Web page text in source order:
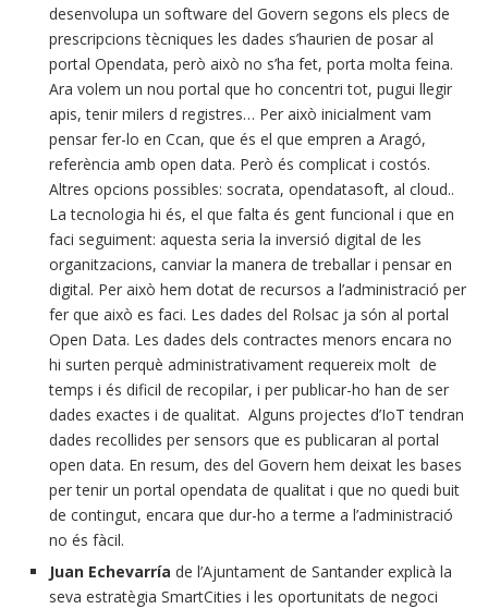
desenvolupa un software del Govern segons els plecs de
prescripcions tècniques les dades s’haurien de posar al
portal Opendata, però això no s’ha fet, porta molta feina.
Ara volem un nou portal que ho concentri tot, pugui llegir
apis, tenir milers d registres… Per això inicialment vam
pensar fer-lo en Ccan, que és el que empren a Aragó,
referència amb open data. Però és complicat i costós.
Altres opcions possibles: socrata, opendatasoft, al cloud..
La tecnologia hi és, el que falta és gent funcional i que en
faci seguiment: aquesta seria la inversió digital de les
organitzacions, canviar la manera de treballar i pensar en
digital. Per això hem dotat de recursos a l’administració per
fer que això es faci. Les dades del Rolsac ja són al portal
Open Data. Les dades dels contractes menors encara no
hi surten perquè administrativament requereix molt de
temps i és dificil de recopilar, i per publicar-ho han de ser
dades exactes i de qualitat. Alguns projectes d’IoT tendran
dades recollides per sensors que es publicaran al portal
open data. En resum, des del Govern hem deixat les bases
per tenir un portal opendata de qualitat i que no quedi buit
de contingut, encara que dur-ho a terme a l’administració
no és fàcil.
Juan Echevarría de l’Ajuntament de Santander explicà la
seva estratègia SmartCities i les oportunitats de negoci